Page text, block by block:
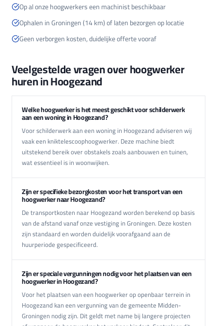
Op al onze hoogwerkers een machinist beschikbaar
Ophalen in Groningen (14 km) of laten bezorgen op locatie
Geen verborgen kosten, duidelijke offerte vooraf
Veelgestelde vragen over hoogwerker
huren in Hoogezand
Welke hoogwerker is het meest geschikt voor schilderwerk
aan een woning in Hoogezand?
Voor schilderwerk aan een woning in Hoogezand adviseren wij
vaak een kniktelescoophoogwerker. Deze machine biedt
uitstekend bereik over obstakels zoals aanbouwen en tuinen,
wat essentieel is in woonwijken.
Zijn er specifieke bezorgkosten voor het transport van een
hoogwerker naar Hoogezand?
De transportkosten naar Hoogezand worden berekend op basis
van de afstand vanaf onze vestiging in Groningen. Deze kosten
zijn standaard en worden duidelijk voorafgaand aan de
huurperiode gespecificeerd.
Zijn er speciale vergunningen nodig voor het plaatsen van een
hoogwerker in Hoogezand?
Voor het plaatsen van een hoogwerker op openbaar terrein in
Hoogezand kan een vergunning van de gemeente Midden-
Groningen nodig zijn. Dit geldt met name bij langere projecten